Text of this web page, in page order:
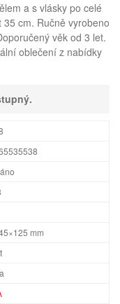
a s vlásky po celé
cm. Ručně vyrobeno
věk od 3 let.
oblečení z nabídky
mm